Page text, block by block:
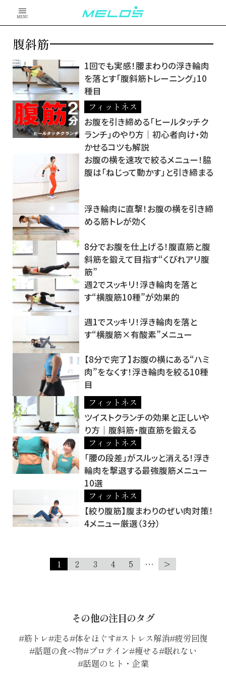
MENU
腹斜筋
1回でも実感！腰まわりの浮き輪肉
を落とす「腹斜筋トレーニング」10
種目
フィットネス
お腹を引き締める「ヒールタッチク
ランチ」のやり方｜初心者向け・効
かせるコツも解説
お腹の横を速攻で絞るメニュー！脇
腹は「ねじって動かす」と引き締まる
浮き輪肉に直撃！お腹の横を引き締
める筋トレが効く
8分でお腹を仕上げる！腹直筋と腹
斜筋を鍛えて目指す“くびれアリ腹
筋”
週2でスッキリ！浮き輪肉を落と
す“横腹筋10種”が効果的
週1でスッキリ！浮き輪肉を落と
す“横腹筋×有酸素”メニュー
【8分で完了】お腹の横にある“ハミ
肉”をなくす！浮き輪肉を絞る10種
目
フィットネス
ツイストクランチの効果と正しいや
り方｜腹斜筋・腹直筋を鍛える
フィットネス
「腰の段差」がスルッと消える！浮き
輪肉を撃退する最強腹筋メニュー
10選
フィットネス
【絞り腹筋】腹まわりのぜい肉対策！
4メニュー厳選（3分）
1 2 3 4 5 … >
その他の注目のタグ
筋トレ 走る 体をほぐす ストレス解消 疲労回復
話題の食べ物 プロテイン 痩せる 眠れない
話題のヒト・企業